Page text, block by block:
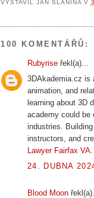
VYSTAVIL JAN SLANINA V
100 KOMENTÁŘŮ:
Rubyrise řekl(a)...
3DAkademia.cz is
animation, and
learning about 3D
academy could be
industries.
instructors, and
Lawyer Fairfax VA.
24. DUBNA
Blood Moon